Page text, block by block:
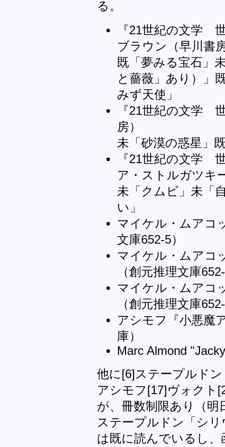
る。
『21世紀の文学
ブラウン（早川書
既「夢みる宝石」
と薔薇」あり）」
みず天使」
『21世紀の文学
房）
未「砂漠の惑星」
『21世紀の文学
ア・ストルガツキ
未「クムビ」未「
い」
マイケル・ムアコ
文庫652-5）
マイケル・ムアコ
（創元推理文庫
マイケル・ムアコ
（創元推理文庫
アシモフ『小悪魔
庫）
Marc Almond
他に[6]ステープルド
アシモフ[17]ヴォクト
が、冊数制限あり（
ステープルドン「シ
は既に読んでいるし